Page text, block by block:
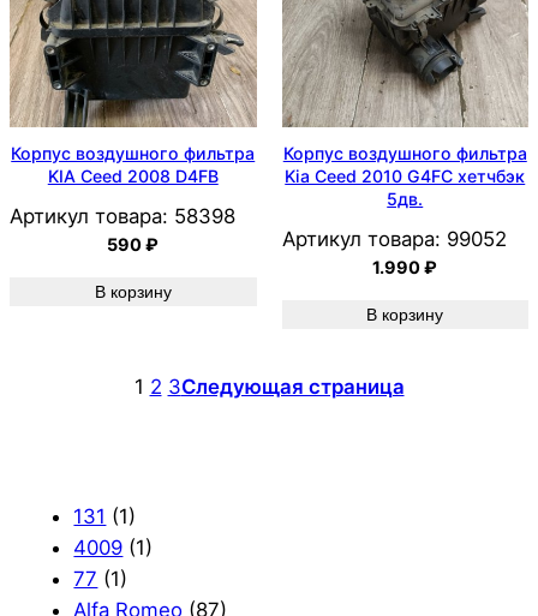
Корпус воздушного фильтра
KIA Ceed 2008 D4FB
Артикул товара: 58398
590₽
В корзину
Корпус воздушного фильтра
Kia Ceed 2010 G4FC хетчбэк
5дв.
Артикул товара: 99052
1.990₽
В корзину
1 2 3Следующая страница
131 (1)
4009 (1)
77 (1)
Alfa Romeo (87)